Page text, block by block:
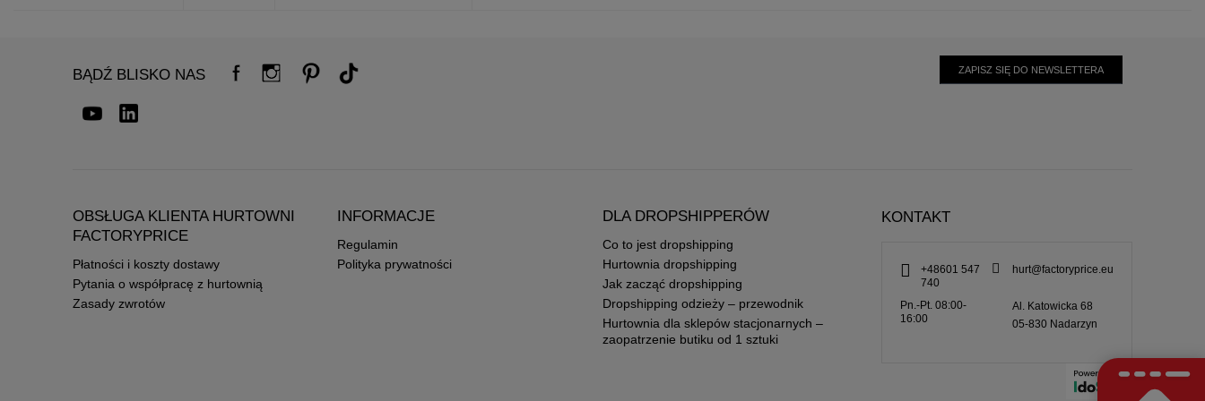
BĄDŹ BLISKO NAS ZAPISZ SIĘ DO NEWSLETTERA
OBSŁUGA KLIENTA HURTOWNI
FACTORYPRICE
Płatności i koszty dostawy
Pytania o współpracę z hurtownią
Zasady zwrotów
INFORMACJE
Regulamin
Polityka prywatności
DLA DROPSHIPPERÓW
Co to jest dropshipping
Hurtownia dropshipping
Jak zacząć dropshipping
Dropshipping odzieży – przewodnik
Hurtownia dla sklepów stacjonarnych –
zaopatrzenie butiku od 1 sztuki
KONTAKT
+48601 547
740
hurt@factoryprice.eu
Pn.-Pt. 08:00-
16:00
Al. Katowicka 68
05-830 Nadarzyn